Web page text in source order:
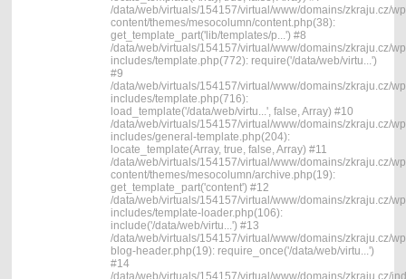
/data/web/virtuals/154157/virtual/www/domains/zkraju.cz/
content/themes/mesocolumn/content.php(38):
get_template_part('lib/templates/p...') #8
/data/web/virtuals/154157/virtual/www/domains/zkraju.cz/
includes/template.php(772): require('/data/web/virtu...')
#9
/data/web/virtuals/154157/virtual/www/domains/zkraju.cz/
includes/template.php(716):
load_template('/data/web/virtu...', false, Array) #10
/data/web/virtuals/154157/virtual/www/domains/zkraju.cz/
includes/general-template.php(204):
locate_template(Array, true, false, Array) #11
/data/web/virtuals/154157/virtual/www/domains/zkraju.cz/
content/themes/mesocolumn/archive.php(19):
get_template_part('content') #12
/data/web/virtuals/154157/virtual/www/domains/zkraju.cz/
includes/template-loader.php(106):
include('/data/web/virtu...') #13
/data/web/virtuals/154157/virtual/www/domains/zkraju.cz/
blog-header.php(19): require_once('/data/web/virtu...')
#14